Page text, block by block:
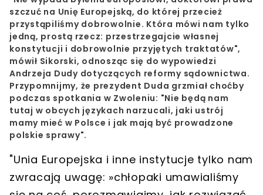
szczuć na Unię Europejską, do której przecież
przystąpiliśmy dobrowolnie. Która mówi nam tylko
jedną, prostą rzecz: przestrzegajcie własnej
konstytucji i dobrowolnie przyjętych traktatów",
mówił Sikorski, odnosząc się do wypowiedzi
Andrzeja Dudy dotyczących reformy sądownictwa.
Przypomnijmy, że prezydent Duda grzmiał choćby
podczas spotkania w Zwoleniu: "Nie będą nam
tutaj w obcych językach narzucali, jaki ustrój
mamy mieć w Polsce i jak mają być prowadzone
polskie sprawy".
"Unia Europejska i inne instytucje tylko nam
zwracają uwagę: »chłopaki umawialiśmy